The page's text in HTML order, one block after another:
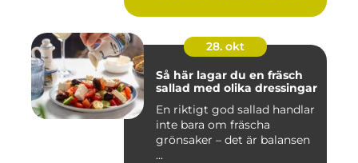
28. okt
Så här lagar du en fräsch
sallad med olika dressingar
En riktigt god sallad handlar
inte bara om fräscha
grönsaker – det är balansen
...